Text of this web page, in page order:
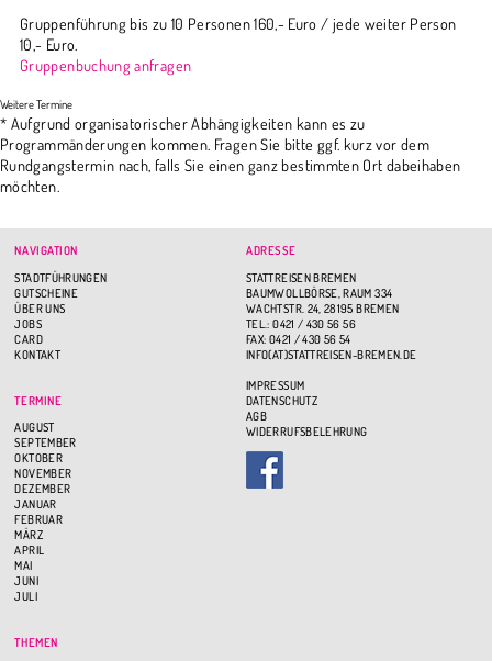
Gruppenführung bis zu 10 Personen 160,- Euro / jede weiter Person
10,- Euro.
Gruppenbuchung anfragen
* Aufgrund organisatorischer Abhängigkeiten kann es zu
Programmänderungen kommen. Fragen Sie bitte ggf. kurz vor dem
Rundgangstermin nach, falls Sie einen ganz bestimmten Ort dabeihaben
möchten.
NAVIGATION
STADTFÜHRUNGEN
GUTSCHEINE
ÜBER UNS
JOBS
CARD
KONTAKT
TERMINE
AUGUST
SEPTEMBER
OKTOBER
NOVEMBER
DEZEMBER
JANUAR
FEBRUAR
MÄRZ
APRIL
MAI
JUNI
JULI
THEMEN
ADRESSE
STATTREISEN BREMEN
BAUMWOLLBÖRSE, RAUM 334
WACHTSTR. 24, 28195 BREMEN
TEL.: 0421 / 430 56 56
FAX: 0421 / 430 56 54
INFO(AT)STATTREISEN-BREMEN.DE
IMPRESSUM
DATENSCHUTZ
AGB
WIDERRUFSBELEHRUNG